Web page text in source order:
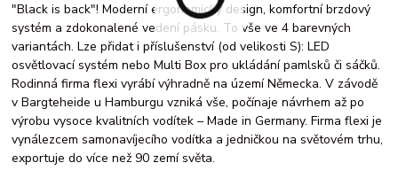
"Black is back"! Moderní ergonomický design, komfortní brzdový
systém a zdokonalené vedení pásku. To vše ve 4 barevných
variantách. Lze přidat i příslušenství (od velikosti S): LED
osvětlovací systém nebo Multi Box pro ukládání pamlsků či sáčků.
Rodinná firma flexi vyrábí výhradně na území Německa. V závodě
v Bargteheide u Hamburgu vzniká vše, počínaje návrhem až po
výrobu vysoce kvalitních vodítek – Made in Germany. Firma flexi je
vynálezcem samonavíjecího vodítka a jedničkou na světovém trhu,
exportuje do více než 90 zemí světa.